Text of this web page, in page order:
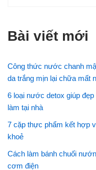
Bài viết mới
Công thức nước chanh
da trắng mịn lại chữa mất
6 loại nước detox giúp
làm tại nhà
7 cặp thực phẩm kết hợp
khoẻ
Cách làm bánh chuối
cơm điện